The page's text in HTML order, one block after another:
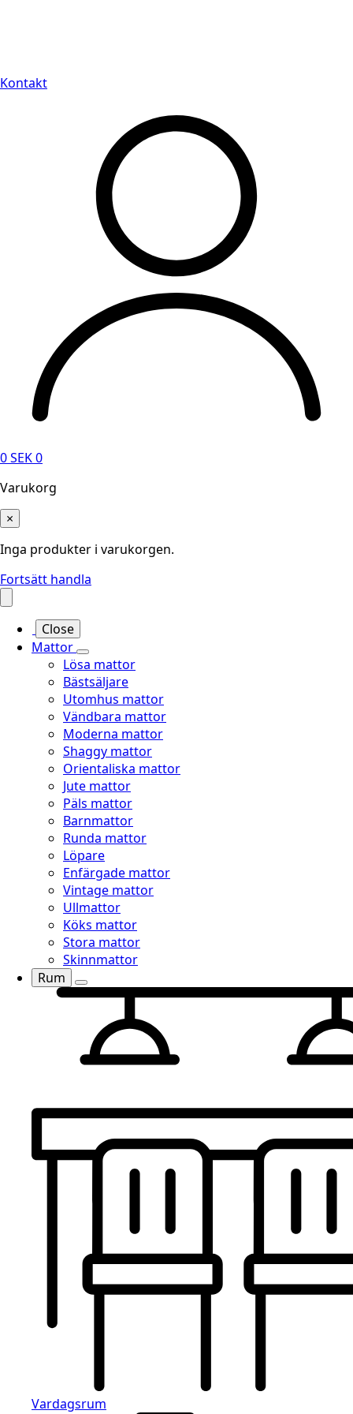
Kontakt
0SEK0
Varukorg
×
Inga produkter i varukorgen.
Fortsätt handla
Close
Mattor
Lösa mattor
Bästsäljare
Utomhus mattor
Vändbara mattor
Moderna mattor
Shaggy mattor
Orientaliska mattor
Jute mattor
Päls mattor
Barnmattor
Runda mattor
Löpare
Enfärgade mattor
Vintage mattor
Ullmattor
Köks mattor
Stora mattor
Skinnmattor
Rum
Vardagsrum